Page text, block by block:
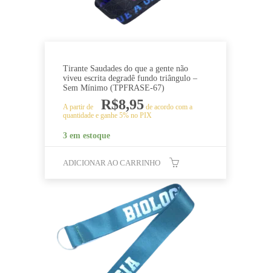
Tirante Saudades do que a gente não
viveu escrita degradê fundo triângulo –
Sem Mínimo (TPFRASE-67)
A partir de R$8,95 de acordo com a
quantidade e ganhe 5% no PIX
3 em estoque
ADICIONAR AO CARRINHO